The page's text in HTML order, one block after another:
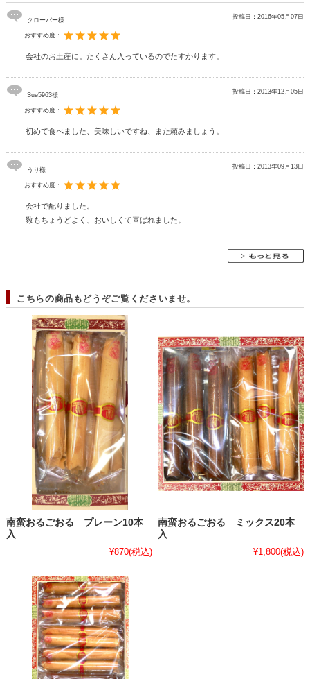
クローバー様 投稿日： 2016年05月07日
おすすめ度：
会社のお土産に。たくさん入っているのでたすかります。
Sue5963様 投稿日： 2013年12月05日
おすすめ度：
初めて食べました、美味しいですね、また頼みましょう。
うり様 投稿日： 2013年09月13日
おすすめ度：
会社で配りました。
数もちょうどよく、おいしくて喜ばれました。
こちらの商品もどうぞご覧くださいませ。
南蛮おるごおる プレーン10本
入
¥870(税込)
南蛮おるごおる ミックス20本
入
¥1,800(税込)